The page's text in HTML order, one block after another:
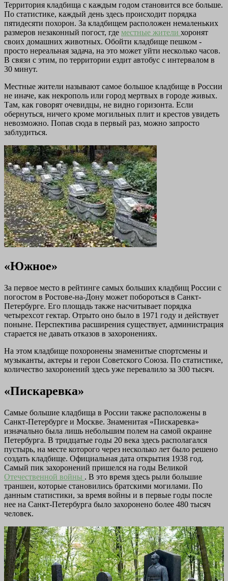
Территория кладбища с каждым годом становится все больше.
По статистике, каждый день здесь происходит порядка
пятидесяти похорон. За кладбищем расположен немаленьких
размеров незаконный погост, где местные жители хоронят
своих домашних животных. Обойти кладбище пешком -
просто нереальная задача, на это может уйти несколько часов.
В связи с этим, по территории ездит автобус с интервалом в
30 минут.
Местные жители называют самое большое кладбище в России
не иначе, как некрополь или город мертвых в городе живых.
Там, как говорят очевидцы, не видно горизонта. Если
обернуться, ничего кроме могильных плит и крестов увидеть
невозможно. Попав сюда в первый раз, можно запросто
заблудиться.
«Южное»
За первое место в рейтинге самых больших кладбищ России с
погостом в Ростове-на-Дону может побороться в Санкт-
Петербурге. Его площадь также насчитывает порядка
четырехсот гектар. Отрыто оно было в 1971 году и действует
поныне. Перспектива расширения существует, администрация
старается не давать отказов в захоронениях.
На этом кладбище похоронены знаменитые спортсмены и
музыканты, актеры и герои Советского Союза. По статистике,
количество захоронений здесь уже перевалило за 300 тысяч.
«Пискаревка»
Самые большие кладбища в России также расположены в
Санкт-Петербурге и Москве. Знаменитая «Пискаревка»
изначально была лишь небольшим полем на самой окраине
Петербурга. В тридцатые годы 20 века здесь располагался
пустырь, на месте которого через несколько лет было решено
создать кладбище. Официальная дата открытия 1938 год.
Самый пик захоронений пришелся на годы Великой
Отечественной войны . В это время здесь рыли большие
траншеи, которые становились братскими могилами. По
данным статистики, за время войны и в первые годы после
нее на Санкт-Петербурга было захоронено более 480 тысяч
человек.